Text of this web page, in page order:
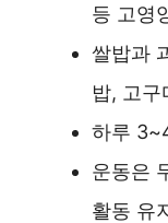
등 고영
쌀밥과
밥, 고구
하루
운동은
활동 유